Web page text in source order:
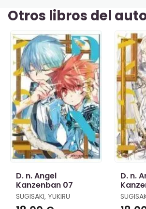
Otros libros del
D. n. Angel
Kanzenban 07
SUGISAKI, YUKIRU
D. n.